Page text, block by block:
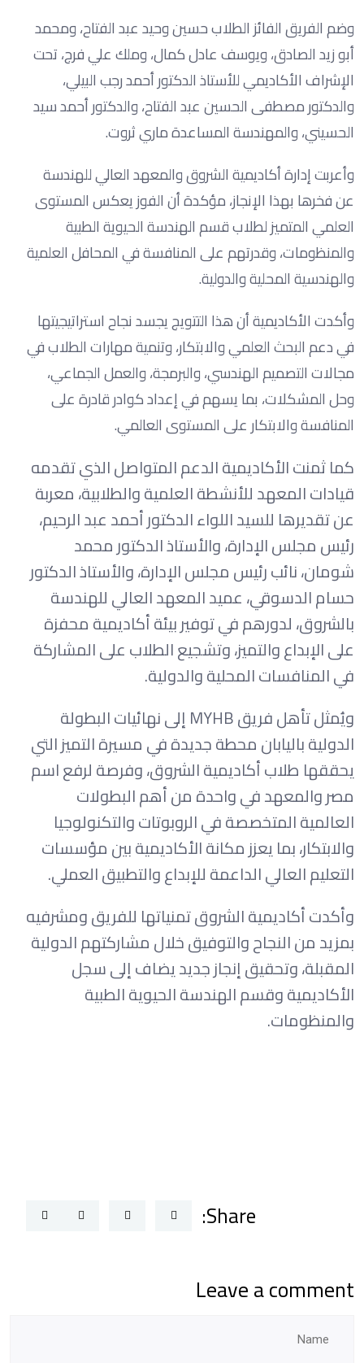
وضم الفريق الفائز الطلاب حسين وحيد عبد الفتاح، ومحمد
أبو زيد الصادق، ويوسف عادل كمال، وملك علي فرج، تحت
الإشراف الأكاديمي للأستاذ الدكتور أحمد رجب البيلي،
والدكتور مصطفى الحسين عبد الفتاح، والدكتور أحمد سيد
الحسيني، والمهندسة المساعدة ماري ثروت.
وأعربت إدارة أكاديمية الشروق والمعهد العالي للهندسة
عن فخرها بهذا الإنجاز، مؤكدة أن الفوز يعكس المستوى
العلمي المتميز لطلاب قسم الهندسة الحيوية الطبية
والمنظومات، وقدرتهم على المنافسة في المحافل العلمية
والهندسية المحلية والدولية.
وأكدت الأكاديمية أن هذا التتويج يجسد نجاح استراتيجيتها
في دعم البحث العلمي والابتكار، وتنمية مهارات الطلاب في
مجالات التصميم الهندسي، والبرمجة، والعمل الجماعي،
وحل المشكلات، بما يسهم في إعداد كوادر قادرة على
المنافسة والابتكار على المستوى العالمي.
كما ثمنت الأكاديمية الدعم المتواصل الذي تقدمه
قيادات المعهد للأنشطة العلمية والطلابية، معربة
عن تقديرها للسيد اللواء الدكتور أحمد عبد الرحيم،
رئيس مجلس الإدارة، والأستاذ الدكتور محمد
شومان، نائب رئيس مجلس الإدارة، والأستاذ الدكتور
حسام الدسوقي، عميد المعهد العالي للهندسة
بالشروق، لدورهم في توفير بيئة أكاديمية محفزة
على الإبداع والتميز، وتشجيع الطلاب على المشاركة
في المنافسات المحلية والدولية.
ويُمثل تأهل فريق MYHB إلى نهائيات البطولة
الدولية باليابان محطة جديدة في مسيرة التميز التي
يحققها طلاب أكاديمية الشروق، وفرصة لرفع اسم
مصر والمعهد في واحدة من أهم البطولات
العالمية المتخصصة في الروبوتات والتكنولوجيا
والابتكار، بما يعزز مكانة الأكاديمية بين مؤسسات
التعليم العالي الداعمة للإبداع والتطبيق العملي.
وأكدت أكاديمية الشروق تمنياتها للفريق ومشرفيه
بمزيد من النجاح والتوفيق خلال مشاركتهم الدولية
المقبلة، وتحقيق إنجاز جديد يضاف إلى سجل
الأكاديمية وقسم الهندسة الحيوية الطبية
والمنظومات.
Share:
Leave a comment